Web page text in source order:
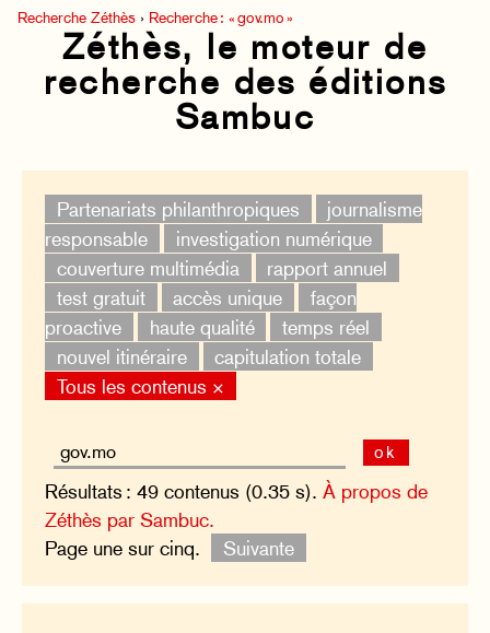
Recherche Zéthès › Recherche : « gov.mo »
Zéthès, le moteur de
recherche des éditions
Sambuc
Partenariats philanthropiques
journalisme
responsable
investigation numérique
couverture multimédia
rapport annuel
test gratuit
accès unique
façon
proactive
haute qualité
temps réel
nouvel itinéraire
capitulation totale
Tous les contenus ×
ok
Résultats : 49 contenus (0.35 s).À propos de
Zéthès par Sambuc.
Page une sur cinq.
Suivante